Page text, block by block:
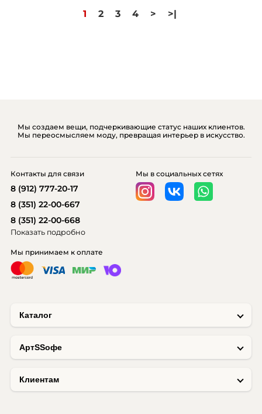
1 2 3 4 > >|
Мы создаем вещи, подчеркивающие статус наших клиентов.
Мы переосмысляем моду, превращая интерьер в искусство.
Каталог
AртSSофе
Клиентам
Мы принимаем к оплате
Мы в социальных сетях
Контакты для связи
8 (912) 777-20-17
8 (351) 22-00-667
8 (351) 22-00-668
Показать подробно